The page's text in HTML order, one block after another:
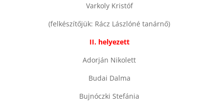
Varkoly Kristóf
(felkészítőjük: Rácz Lászlóné tanárnő)
II. helyezett
Adorján Nikolett
Budai Dalma
Bujnóczki Stefánia